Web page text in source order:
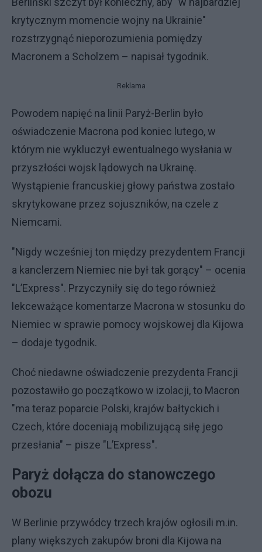
krytycznym momencie wojny na Ukrainie"
rozstrzygnąć nieporozumienia pomiędzy
Macronem a Scholzem – napisał tygodnik.
Reklama
Powodem napięć na linii Paryż-Berlin było
oświadczenie Macrona pod koniec lutego, w
którym nie wykluczył ewentualnego wysłania w
przyszłości wojsk lądowych na Ukrainę.
Wystąpienie francuskiej głowy państwa zostało
skrytykowane przez sojuszników, na czele z
Niemcami.
"Nigdy wcześniej ton między prezydentem Francji
a kanclerzem Niemiec nie był tak gorący" – ocenia
"L’Express". Przyczyniły się do tego również
lekceważące komentarze Macrona w stosunku do
Niemiec w sprawie pomocy wojskowej dla Kijowa
– dodaje tygodnik.
Choć niedawne oświadczenie prezydenta Francji
pozostawiło go początkowo w izolacji, to Macron
"ma teraz poparcie Polski, krajów bałtyckich i
Czech, które doceniają mobilizującą siłę jego
przesłania" – pisze "L’Express".
Paryż dołącza do stanowczego
obozu
W Berlinie przywódcy trzech krajów ogłosili m.in.
plany większych zakupów broni dla Kijowa na